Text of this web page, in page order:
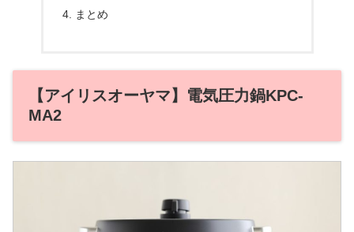
まとめ
【アイリスオーヤマ】電気圧力鍋KPC-
MA2